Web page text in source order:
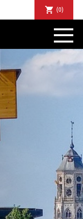
(0)
NIEUWS
DE CLUB
SPORTIEF
SUPPORTERS
ABONNEMENTEN
BUSINESS CLUB
MATCHDINERS
CLUBAPP
FANSHOP
FAQ